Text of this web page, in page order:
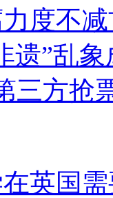
度不
遗”乱
三方抢
英国